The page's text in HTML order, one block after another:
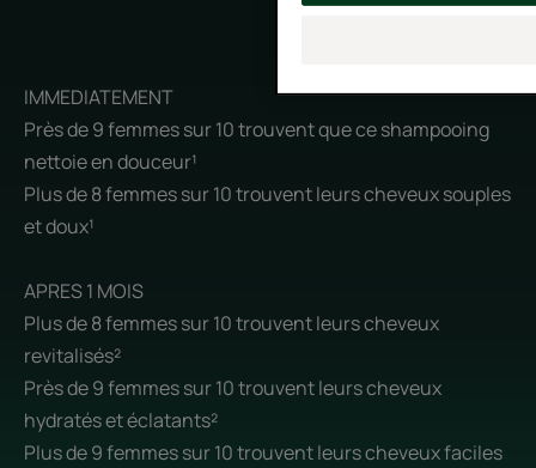
IMMEDIATEMENT
Près de 9 femmes sur 10 trouvent que ce shampooing
nettoie en douceur¹
Plus de 8 femmes sur 10 trouvent leurs cheveux souples
et doux¹
APRES 1 MOIS
Plus de 8 femmes sur 10 trouvent leurs cheveux
revitalisés²
Près de 9 femmes sur 10 trouvent leurs cheveux
hydratés et éclatants²
Plus de 9 femmes sur 10 trouvent leurs cheveux faciles